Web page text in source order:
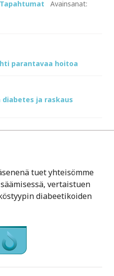
Tapahtumat
Avainsanat:
parantavaa hoitoa
ja raskaus
tuet yhteisömme
vertaistuen
diabeetikoiden